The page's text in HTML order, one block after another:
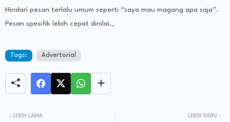
Hindari pesan terlalu umum seperti “saya mau magang apa saja”.
Pesan spesifik lebih cepat dinilai._
Tags: Advertorial
LEBIH BARU
LEBIH LAMA